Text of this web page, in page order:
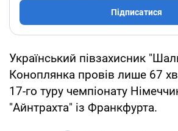
Підписатися
Український півзахисник
Коноплянка провів лише 67
17-го туру чемпіонату
"Айнтрахта" із Франкфурта.